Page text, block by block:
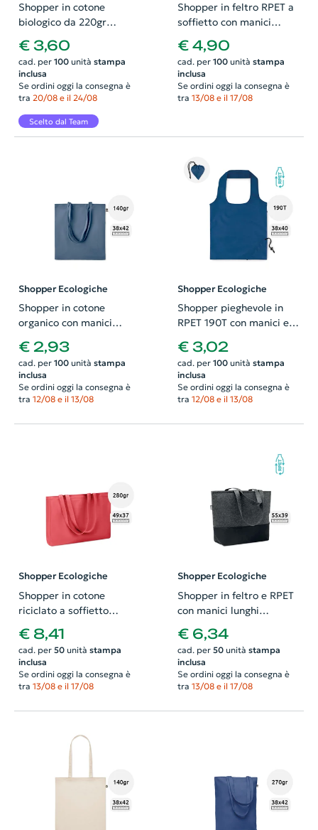
Shopper in cotone
biologico da 220gr
38x40x10cm
€ 3,60
cad. per 100unità stampa
inclusa
Se ordini oggi la consegna è
tra 20/08 e il 24/08
Scelto dal Team
Shopper in feltro RPET a
soffietto con manici
lunghi 40x15x42cm
€ 4,90
cad. per 100unità stampa
inclusa
Se ordini oggi la consegna è
tra 13/08 e il 17/08
Shopper Ecologiche
Shopper in cotone
organico con manici
lunghi disponibile in
diverse colorazioni da
140gr 38x42cm
€ 2,93
cad. per 100unità stampa
inclusa
Se ordini oggi la consegna è
tra 12/08 e il 13/08
Shopper Ecologiche
Shopper pieghevole in
RPET 190T con manici e
chiusura a coulisse
38x40cm
€ 3,02
cad. per 100unità stampa
inclusa
Se ordini oggi la consegna è
tra 12/08 e il 13/08
Shopper Ecologiche
Shopper in cotone
riciclato a soffietto
disponibile in diverse
colorazioni con mainci
lunghi da 280gr
49x9x37cm
€ 8,41
cad. per 50unità stampa
inclusa
Se ordini oggi la consegna è
tra 13/08 e il 17/08
Shopper Ecologiche
Shopper in feltro e RPET
con manici lunghi
55x15x39cm
€ 6,34
cad. per 50unità stampa
inclusa
Se ordini oggi la consegna è
tra 13/08 e il 17/08